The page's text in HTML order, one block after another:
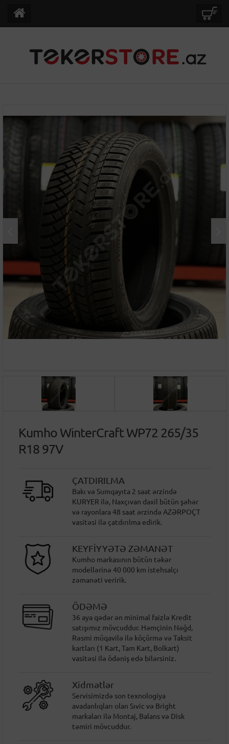
Kumho WinterCraft WP72 265/35
R18 97V
ÇATDIRILMA
Bakı və Sumqayıta 2 saat ərzində
KURYER ilə, Naxçıvan daxil bütün şəhər
və rayonlara 48 saat ərzində AZƏRPOÇT
vasitəsi ilə çatdırılma edirik.
KEYFİYYƏTƏ ZƏMANƏT
Kumho markasının bütün təkər
modellərinə 40 000 km istehsalçı
zəmanəti veririk.
ÖDƏMƏ
36 aya qədər ən minimal faizlə Kredit
satışımız mövcuddur. Həmçinin Nəğd,
Rəsmi müqavilə ilə köçürmə və Taksit
kartları (1 Kart, Tam Kart, Bolkart)
vasitəsi ilə ödəniş edə bilərsiniz.
Xidmətlər
Servisimizdə son texnologiya
avadanlıqları olan Sıvic və Bright
markaları ilə Montaj, Balans və Disk
təmiri mövcuddur.